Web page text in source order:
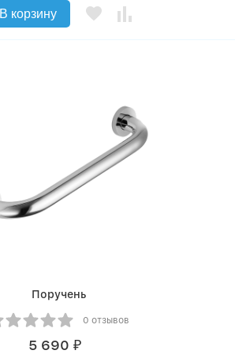
В корзину
Поручень
0 отзывов
5 690 ₽